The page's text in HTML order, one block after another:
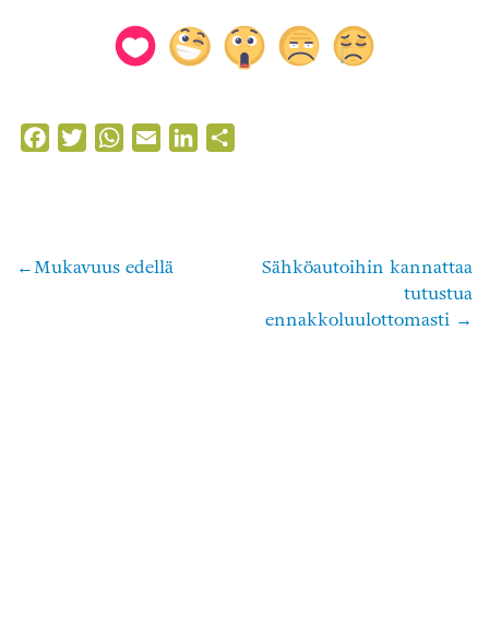
FacebookTwitterWhatsApp
Email LinkedIn
Artikkelien
Mukavuus edellä
Sähköautoihin kannattaa
tutustua
ennakkoluulottomasti